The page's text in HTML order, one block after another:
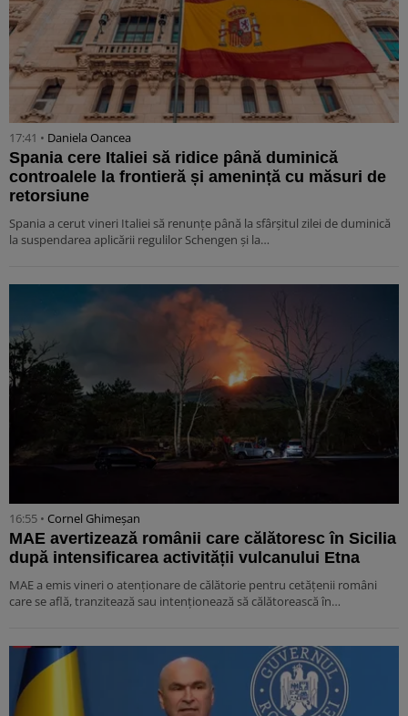
17:41 • Daniela Oancea
Spania cere Italiei să ridice până duminică
controalele la frontieră și amenință cu măsuri de
retorsiune
Spania a cerut vineri Italiei să renunțe până la sfârșitul zilei de duminică
la suspendarea aplicării regulilor Schengen și la…
16:55 • Cornel Ghimeșan
MAE avertizează românii care călătoresc în Sicilia
după intensificarea activității vulcanului Etna
MAE a emis vineri o atenționare de călătorie pentru cetățenii români
care se află, tranzitează sau intenționează să călătorească în…